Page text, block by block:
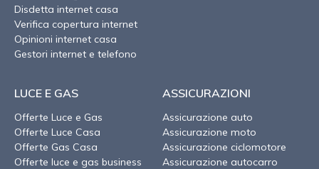
Disdetta internet casa
Verifica copertura internet
Opinioni internet casa
Gestori internet e telefono
LUCE E GAS
Offerte Luce e Gas
Offerte Luce Casa
Offerte Gas Casa
Offerte luce e gas business
ASSICURAZIONI
Assicurazione auto
Assicurazione moto
Assicurazione ciclomotore
Assicurazione autocarro